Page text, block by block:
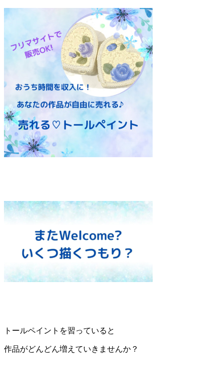
トールペイントを習っていると
作品がどんどん増えていきませんか？